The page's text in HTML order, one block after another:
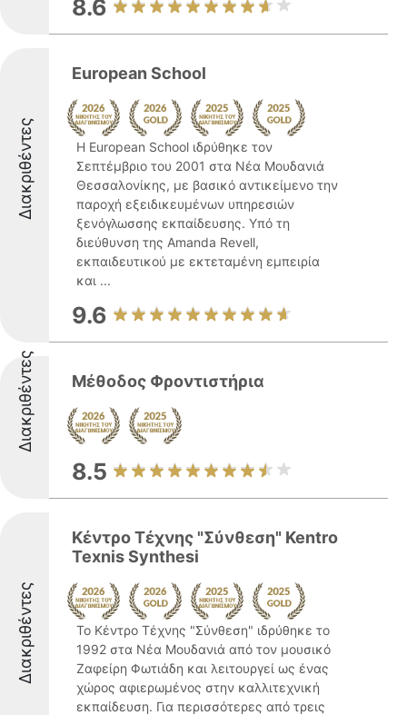
8.6
Διακριθέντες
European School
Η European School ιδρύθηκε τον
Σεπτέμβριο του 2001 στα Νέα Μουδανιά
Θεσσαλονίκης, με βασικό αντικείμενο την
παροχή εξειδικευμένων υπηρεσιών
ξενόγλωσσης εκπαίδευσης. Υπό τη
διεύθυνση της Amanda Revell,
εκπαιδευτικού με εκτεταμένη εμπειρία
και ...
9.6
Διακριθέντες Μέθοδος Φροντιστήρια
8.5
Διακριθέντες
Κέντρο Τέχνης "Σύνθεση" Kentro
Texnis Synthesi
Το Κέντρο Τέχνης "Σύνθεση" ιδρύθηκε το
1992 στα Νέα Μουδανιά από τον μουσικό
Ζαφείρη Φωτιάδη και λειτουργεί ως ένας
χώρος αφιερωμένος στην καλλιτεχνική
εκπαίδευση. Για περισσότερες από τρεις